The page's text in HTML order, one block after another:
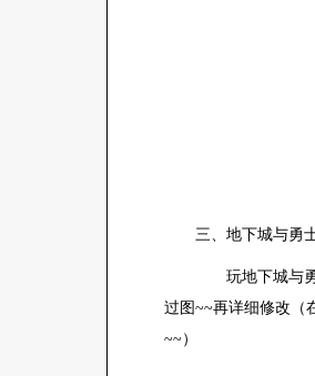
三、地下城与勇
玩地下城与勇
过图~~再详细修改（
~~）